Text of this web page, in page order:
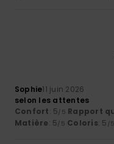
Sophie11 juin 2026
selon les attentes
Confort: 5/5 Rapport
Matière: 5/5 Coloris: 5 /5